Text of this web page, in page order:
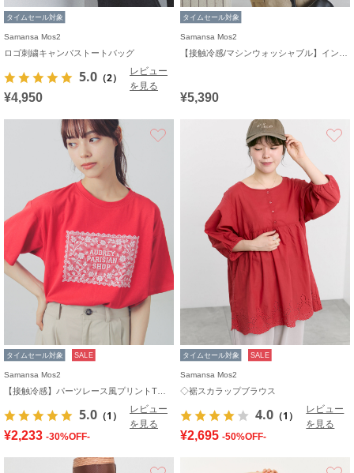
タイムセール対象
Samansa Mos2
ロゴ刺繍キャンバストートバッグ
5.0 （2）
レビュー
を見る
¥4,950
タイムセール対象
Samansa Mos2
¥5,390
タイムセール対象 SALE
Samansa Mos2
5.0 （1）
レビュー
を見る
¥2,233 -30%OFF-
タイムセール対象 SALE
Samansa Mos2
◇裾スカラップブラウス
4.0 （1）
レビュー
を見る
¥2,695 -50%OFF-